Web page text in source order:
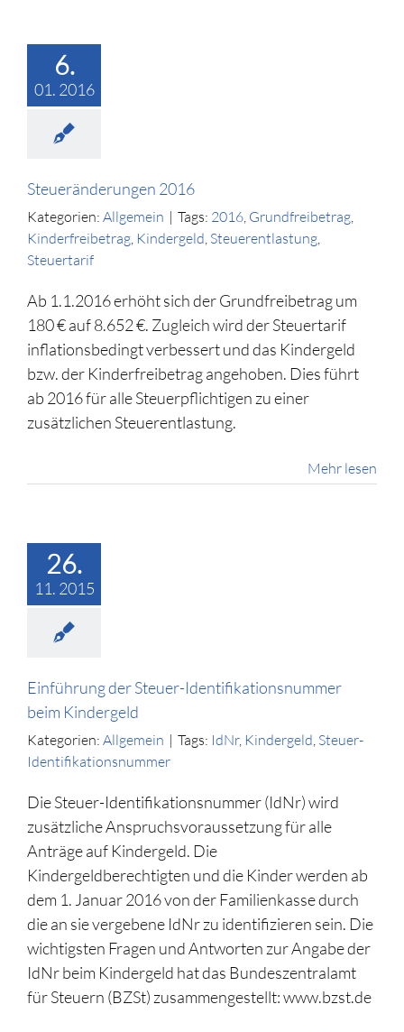
6.
01. 2016
Steueränderungen 2016
Kategorien: Allgemein | Tags: 2016 Grundfreibetrag
Kinderfreibetrag Kindergeld Steuerentlastung
Steuertarif
Ab 1.1.2016 erhöht sich der Grundfreibetrag um
180 € auf 8.652 €. Zugleich wird der Steuertarif
inflationsbedingt verbessert und das Kindergeld
bzw. der Kinderfreibetrag angehoben. Dies führt
ab 2016 für alle Steuerpflichtigen zu einer
zusätzlichen Steuerentlastung.
Mehr lesen
26.
11. 2015
Einführung der Steuer-Identifikationsnummer
beim Kindergeld
Kategorien: Allgemein | Tags: IdNr, Kindergeld Steuer-
Identifikationsnummer
Die Steuer-Identifikationsnummer (IdNr) wird
zusätzliche Anspruchsvoraussetzung für alle
Anträge auf Kindergeld. Die
Kindergeldberechtigten und die Kinder werden ab
dem 1. Januar 2016 von der Familienkasse durch
die an sie vergebene IdNr zu identifizieren sein. Die
wichtigsten Fragen und Antworten zur Angabe der
IdNr beim Kindergeld hat das Bundeszentralamt
für Steuern (BZSt) zusammengestellt: www.bzst.de